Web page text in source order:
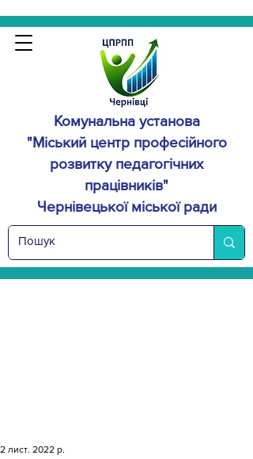
Комунальна установа
"Міський центр професійного
розвитку педагогічних
працівників"
Чернівецької міської ради
2 лист. 2022 р.